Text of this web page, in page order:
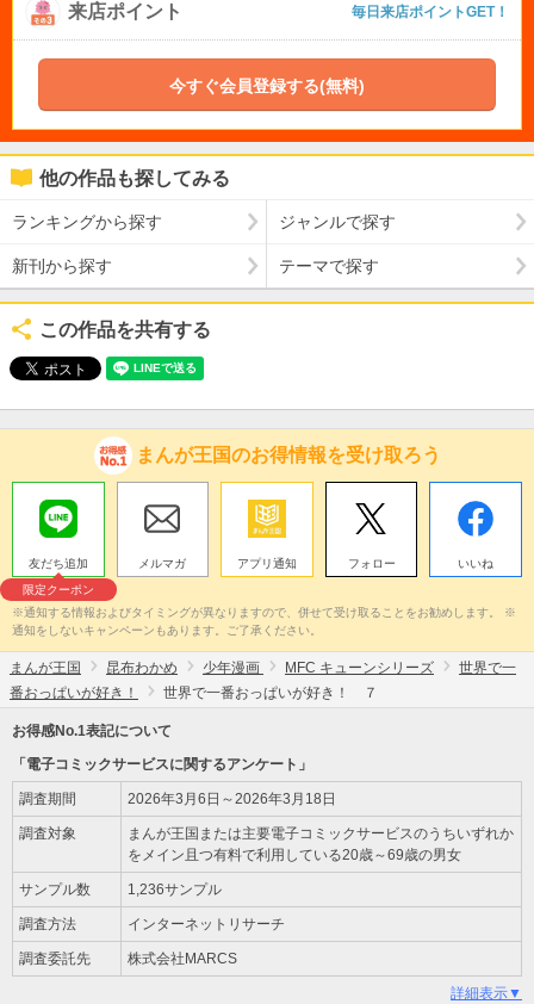
来店ポイント 毎日来店ポイントGET！
今すぐ会員登録する(無料)
他の作品も探してみる
ランキングから探す ジャンルで探す
新刊から探す テーマで探す
この作品を共有する
まんが王国のお得情報を受け取ろう
友だち追加
限定クーポン
メルマガ アプリ通知 フォロー いいね
※通知する情報およびタイミングが異なりますので、併せて受け取ることをお勧めします。 ※
通知をしないキャンペーンもあります。ご了承ください。
まんが王国 昆布わかめ 少年漫画 MFC キューンシリーズ
世界で一
番おっぱいが好き！
世界で一番おっぱいが好き！ ７
お得感No.1表記について
「電子コミックサービスに関するアンケート」
調査期間 2026年3月6日～2026年3月18日
調査対象
まんが王国または主要電子コミックサービスのうちいずれか
をメイン且つ有料で利用している20歳～69歳の男女
サンプル数 1,236サンプル
調査方法 インターネットリサーチ
調査委託先 株式会社MARCS
詳細表示▼